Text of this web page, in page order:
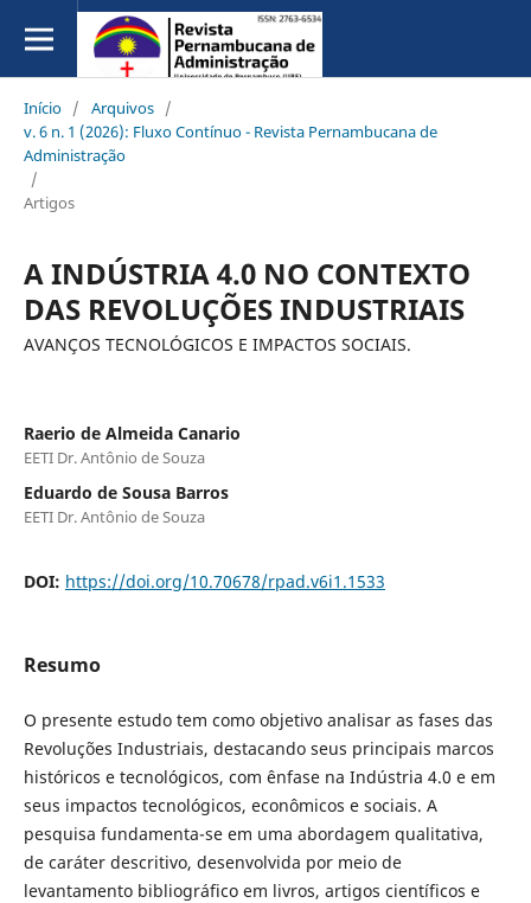
Início / Arquivos /
v. 6 n. 1 (2026): Fluxo Contínuo - Revista Pernambucana de
Administração
/
Artigos
A INDÚSTRIA 4.0 NO CONTEXTO
DAS REVOLUÇÕES INDUSTRIAIS
AVANÇOS TECNOLÓGICOS E IMPACTOS SOCIAIS.
Raerio de Almeida Canario
EETI Dr. Antônio de Souza
Eduardo de Sousa Barros
EETI Dr. Antônio de Souza
DOI: https://doi.org/10.70678/rpad.v6i1.1533
Resumo
O presente estudo tem como objetivo analisar as fases das
Revoluções Industriais, destacando seus principais marcos
históricos e tecnológicos, com ênfase na Indústria 4.0 e em
seus impactos tecnológicos, econômicos e sociais. A
pesquisa fundamenta-se em uma abordagem qualitativa,
de caráter descritivo, desenvolvida por meio de
levantamento bibliográfico em livros, artigos científicos e